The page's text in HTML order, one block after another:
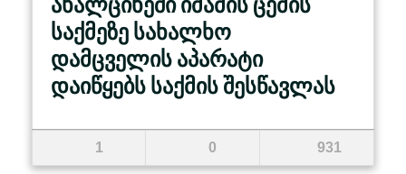
ახალციხეში იმამის ცემის
საქმეზე სახალხო
დამცველის აპარატი
დაიწყებს საქმის შესწავლას
1 0 931